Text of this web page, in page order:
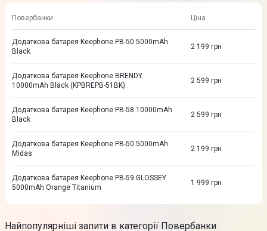
Повербанки Ціна
Додаткова батарея Keephone PB-50 5000mAh
Black
2 199 грн
Додаткова батарея Keephone BRENDY
10000mAh Black (KPBREPB-51BK)
2 599 грн
Додаткова батарея Keephone PB-58 10000mAh
Black
2 599 грн
Додаткова батарея Keephone PB-50 5000mAh
Midas
2 199 грн
Додаткова батарея Keephone PB-59 GLOSSEY
5000mAh Orange Titanium
1 999 грн
Найпопулярніші запити в категорії Повербанки